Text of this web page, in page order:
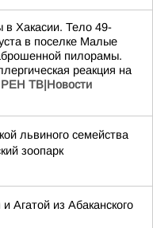
в Хакасии. Тело 49-
в поселке Малые
пилорамы.
реакция на
РЕН ТВ|Новости
львиного семейства
зоопарк
Агатой из Абаканского